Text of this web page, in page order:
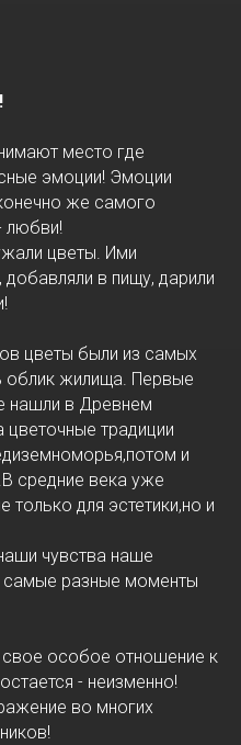
место где
эмоции! Эмоции
же самого
любви!
цветы. Ими
в пищу, дарили
цветы были из самых
облик жилища. Первые
нашли в Древнем
цветочные традиции
и
средние века уже
для эстетики,но и
чувства наше
самые разные моменты
свое особое отношение к
- неизменно!
во многих